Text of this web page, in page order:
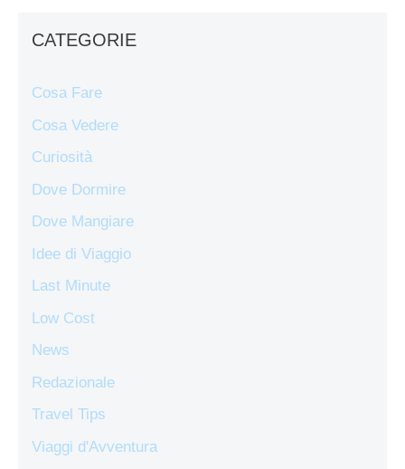
CATEGORIE
Cosa Fare
Cosa Vedere
Curiosità
Dove Dormire
Dove Mangiare
Idee di Viaggio
Last Minute
Low Cost
News
Redazionale
Travel Tips
Viaggi d'Avventura